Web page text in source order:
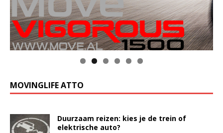
MOVINGLIFE ATTO
Duurzaam reizen: kies je de trein of
elektrische auto?